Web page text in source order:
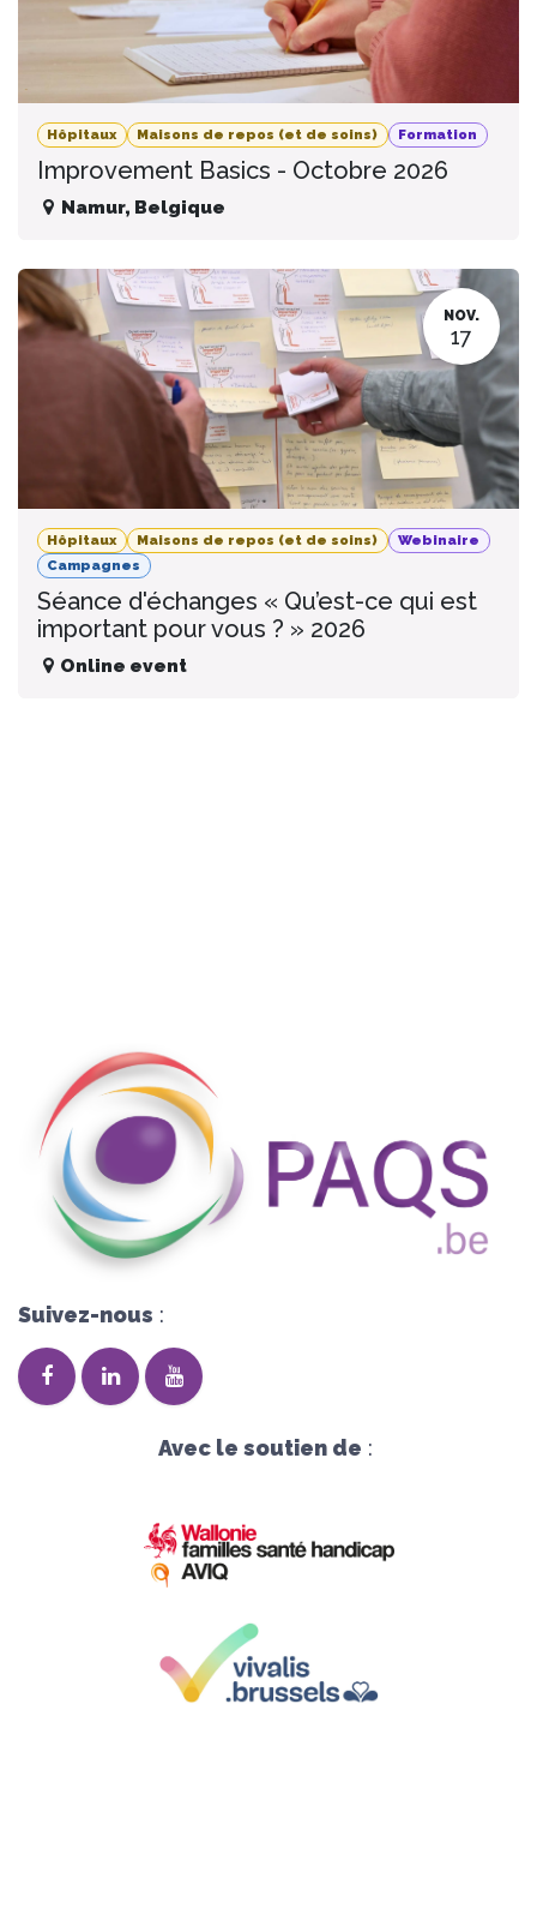
Hôpitaux Maisons de repos (et de soins) Formation
Improvement Basics - Octobre 2026
Namur, Belgique
NOV.
17
Hôpitaux Maisons de repos (et de soins)
Webinaire
Campagnes
Séance d'échanges « Qu’est-ce qui est
important pour vous ? » 2026
Online event
Suivez-nous :
Avec le soutien de :